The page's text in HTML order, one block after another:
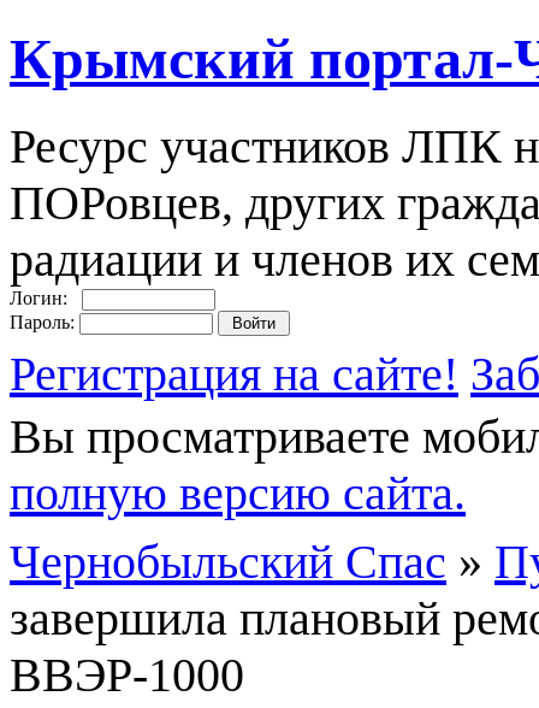
Крымский портал-
Ресурс участников ЛПК
ПОРовцев, других
радиации и членов их
Логин:
Пароль:
Регистрация на сайте!
Вы просматриваете
полную версию сайта.
Чернобыльский Спас »
завершила плановый
ВВЭР-1000